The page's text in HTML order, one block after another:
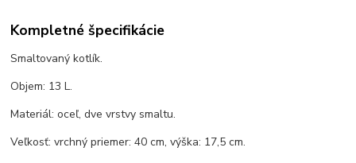
Kompletné špecifikácie
Smaltovaný kotlík.
Objem: 13 L.
Materiál: oceľ, dve vrstvy smaltu.
Veľkosť: vrchný priemer: 40 cm, výška: 17,5 cm.